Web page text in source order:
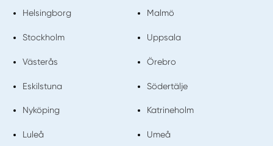
Helsingborg Malmö
Stockholm Uppsala
Västerås Örebro
Eskilstuna Södertälje
Nyköping Katrineholm
Luleå Umeå